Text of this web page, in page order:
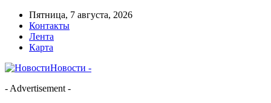
Пятница, 7 августа, 2026
Контакты
Лента
Карта
Новости -
- Advertisement -